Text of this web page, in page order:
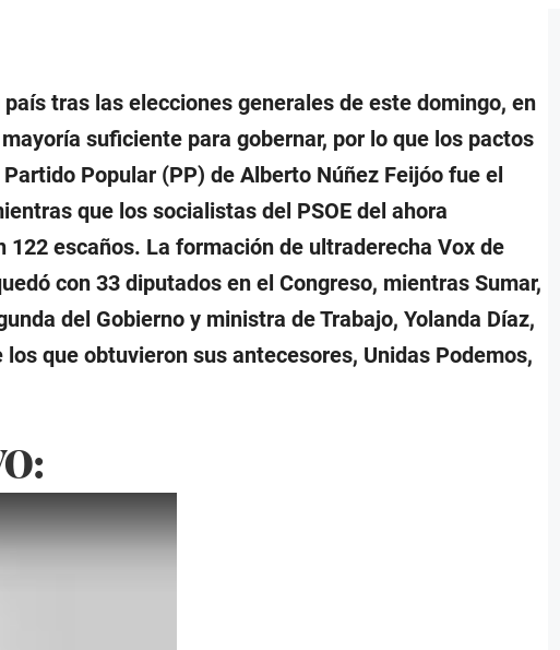
tras las elecciones generales de este domingo, en
suficiente para gobernar, por lo que los pactos
Popular (PP) de Alberto Núñez Feijóo fue el
que los socialistas del PSOE del ahora
escaños. La formación de ultraderecha Vox de
con 33 diputados en el Congreso, mientras Sumar,
del Gobierno y ministra de Trabajo, Yolanda Díaz,
que obtuvieron sus antecesores, Unidas Podemos,